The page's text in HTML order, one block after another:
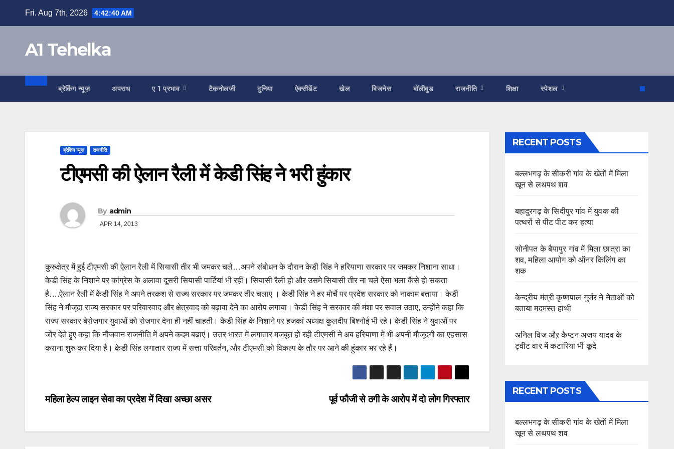
Fri. Aug 7th, 2026 4:42:41 AM
A1 Tehelka
ब्रेकिंग न्यूज़ अपराध ए 1 प्रभाव टैकनोलजी दुनिया ऐक्सीडेंट खेल बिजनेस बॉलीवुड राजनीति शिक्षा स्पेशल
ब्रेकिंग न्यूज़ राजनीति
टीएमसी की ऐलान रैली में केडी सिंह ने भरी हुंकार
By admin
APR 14, 2013
कुरुक्षेत्र में हुई टीएमसी की ऐलान रैली में सियासी तीर भी जमकर चले…अपने संबोधन के दौरान केडी सिंह ने हरियाणा सरकार पर जमकर निशाना साधा।
केडी सिंह के निशाने पर कांग्रेस के अलावा दूसरी सियासी पार्टियां भी रहीं। सियासी रैली हो और उसमे सियासी तीर ना चले ऐसा भला कैसे हो सकता
है….ऐलान रैली में केडी सिंह ने अपने तरकश से राज्य सरकार पर जमकर तीर चलाए । केडी सिंह ने हर मोर्चे पर प्रदेश सरकार को नाकाम बताया। केडी
सिंह ने मौजूदा राज्य सरकार पर परिवारवाद और क्षेत्रवाद को बढ़ावा देने का आरोप लगाया। केडी सिंह ने सरकार की मंशा पर सवाल उठाए, उन्होंने कहा कि
राज्य सरकार बेरोजगार युवाओं को रोजगार देना ही नहीं चाहती। केडी सिंह के निशाने पर हजकां अध्यक्ष कुलदीप बिश्नोई भी रहे। केडी सिंह ने युवाओं पर
जोर देते हुए कहा कि नौजवान राजनीति में अपने कदम बढाएं। उत्तर भारत में लगातार मजबूत हो रही टीएमसी ने अब हरियाणा में भी अपनी मौजूदगी का एहसास
कराना शुरु कर दिया है। केडी सिंह लगातार राज्य में सत्ता परिवर्तन, और टीएमसी को विकल्प के तौर पर आने की हुंकार भर रहे हैं।
Post
पूर्व फौजी से ठगी के आरोप में दो लोग गिरफ्तार
महिला हेल्प लाइन सेवा का प्रदेश में दिखा अच्छा असर
RECENT POSTS
बल्लभगढ़ के सीकरी गांव के खेतों में मिला
खून से लथपथ शव
बहादुरगढ़ के सिदीपुर गांव में युवक की
पत्थरों से पीट पीट कर हत्या
सोनीपत के बैयापुर गांव में मिला छात्रा का
शव, महिला आयोग को ऑनर किलिंग का
शक
केन्द्रीय मंत्री कृष्णपाल गुर्जर ने नेताओं को
बताया मदमस्त हाथी
अनिल विज औऱ कैप्टन अजय यादव के
ट्वीट वार में कटारिया भी कूदे
RECENT POSTS
बल्लभगढ़ के सीकरी गांव के खेतों में मिला
खून से लथपथ शव